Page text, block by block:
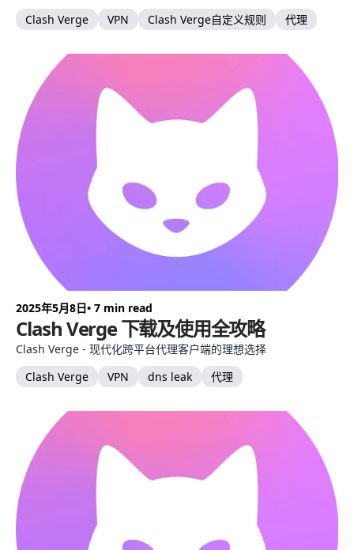
Clash Verge
VPN Clash Verge自定义规则 代理
2025年5月8日• 7 min read
Clash Verge 下载及使用全攻略
Clash Verge - 现代化跨平台代理客户端的理想选择
Clash Verge
VPN dns leak 代理